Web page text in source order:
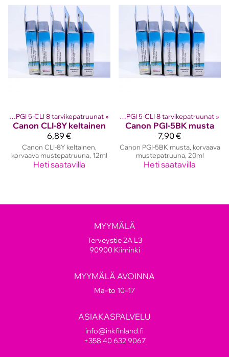
Canon PGI 5-CLI 8 tarvikepatruunat ‪»
Canon CLI-8Y keltainen
6,89 €
Canon CLI-8Y keltainen,
korvaava mustepatruuna, 12ml
Heti saatavilla
kasetit ‪»Canon mustekasetit‪» Canon PGI 5-CLI 8 tarvikepatruunat ‪»
Canon PGI-5BK musta
7,90 €
Canon PGI-5BK musta, korvaava
mustepatruuna, 20ml
Heti saatavilla
MYYMÄLÄ
Terveystie 2A L3
90900 Kiiminki
MYYMÄLÄ AVOINNA
Ma–to 10–17
ASIAKASPALVELU
info@inkfinland.fi
+358 40 632 9067